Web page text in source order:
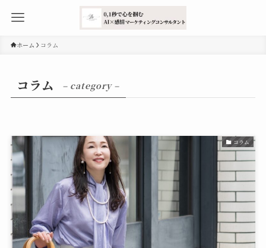
ホーム コラム
コラム – category –
コラム